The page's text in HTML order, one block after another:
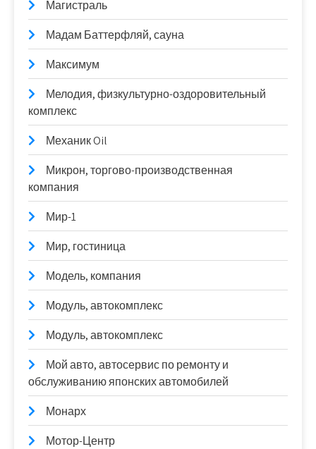
Магистраль
Мадам Баттерфляй, сауна
Максимум
Мелодия, физкультурно-оздоровительный
комплекс
Механик Oil
Микрон, торгово-производственная
компания
Мир-1
Мир, гостиница
Модель, компания
Модуль, автокомплекс
Модуль, автокомплекс
Мой авто, автосервис по ремонту и
обслуживанию японских автомобилей
Монарх
Мотор-Центр